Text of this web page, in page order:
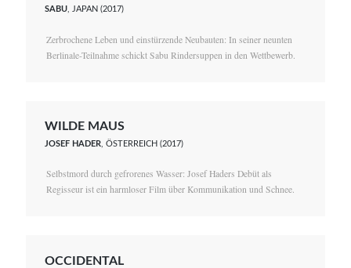
SABU, JAPAN (2017)
Zerbrochene Leben und einstürzende Neubauten: In seiner neunten
Berlinale-Teilnahme schickt Sabu Rindersuppen in den Wettbewerb.
WILDE MAUS
JOSEF HADER , ÖSTERREICH (2017)
Selbstmord durch gefrorenes Wasser: Josef Haders Debüt als
Regisseur ist ein harmloser Film über Kommunikation und Schnee.
OCCIDENTAL